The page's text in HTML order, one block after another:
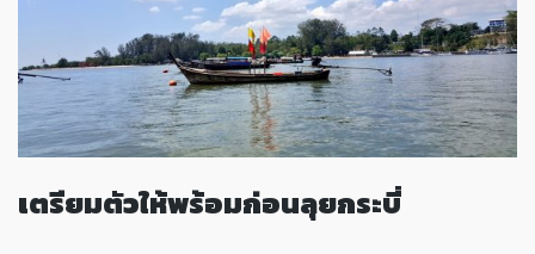
เตรียมตัวให้พร้อมก่อนลุยกระบี่